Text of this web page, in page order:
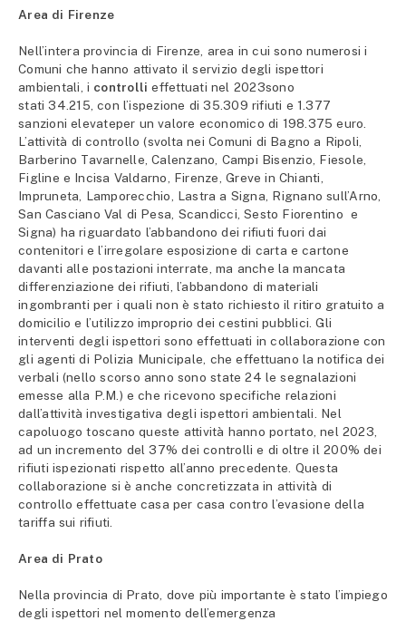
Area di Firenze
Nell’intera provincia di Firenze, area in cui sono numerosi i
Comuni che hanno attivato il servizio degli ispettori
ambientali, i controllieffettuati nel 2023sono
stati 34.215, con l’ispezione di 35.309 rifiuti e 1.377
sanzioni elevateper un valore economico di 198.375 euro.
L’attività di controllo (svolta nei Comuni di Bagno a Ripoli,
Barberino Tavarnelle, Calenzano, Campi Bisenzio, Fiesole,
Figline e Incisa Valdarno, Firenze, Greve in Chianti,
Impruneta, Lamporecchio, Lastra a Signa, Rignano sull’Arno,
San Casciano Val di Pesa, Scandicci, Sesto Fiorentino e
Signa) ha riguardato l’abbandono dei rifiuti fuori dai
contenitori e l’irregolare esposizione di carta e cartone
davanti alle postazioni interrate, ma anche la mancata
differenziazione dei rifiuti, l’abbandono di materiali
ingombranti per i quali non è stato richiesto il ritiro gratuito a
domicilio e l’utilizzo improprio dei cestini pubblici. Gli
interventi degli ispettori sono effettuati in collaborazione con
gli agenti di Polizia Municipale, che effettuano la notifica dei
verbali (nello scorso anno sono state 24 le segnalazioni
emesse alla P.M.) e che ricevono specifiche relazioni
dall’attività investigativa degli ispettori ambientali. Nel
capoluogo toscano queste attività hanno portato, nel 2023,
ad un incremento del 37% dei controlli e di oltre il 200% dei
rifiuti ispezionati rispetto all’anno precedente. Questa
collaborazione si è anche concretizzata in attività di
controllo effettuate casa per casa contro l’evasione della
tariffa sui rifiuti.
Area di Prato
Nella provincia di Prato, dove più importante è stato l’impiego
degli ispettori nel momento dell’emergenza